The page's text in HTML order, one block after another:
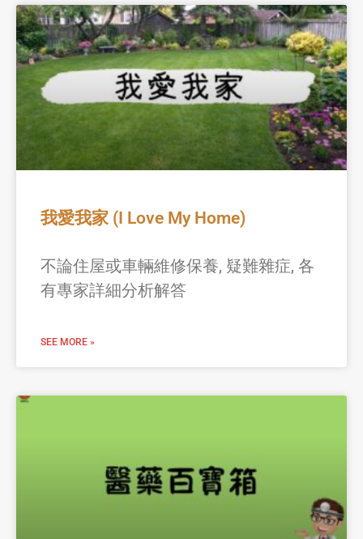
我愛我家 (I Love My Home)
不論住屋或車輛維修保養, 疑難雜症, 各
有專家詳細分析解答
SEE MORE »